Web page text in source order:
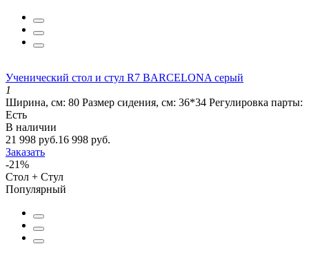
Ученический стол и стул R7 BARCELONA серый
1
Ширина, см: 80 Размер сидения, см: 36*34 Регулировка парты:
Есть
В наличии
21 998 руб.16 998 руб.
Заказать
-21%
Стол + Стул
Популярный